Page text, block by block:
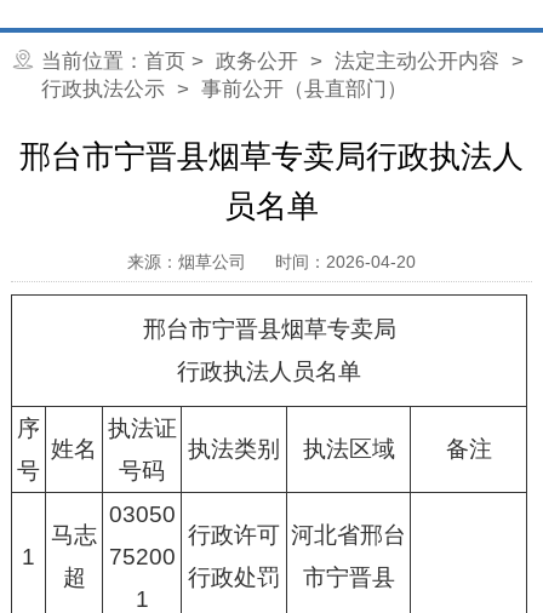
当前位置： 首页 > 政务公开> 法定主动公开内容 >
行政执法公示> 事前公开（县直部门）
邢台市宁晋县烟草专卖局行政执法人
员名单
来源：烟草公司 时间：2026-04-20
邢台市宁晋县烟草专卖局
行政执法人员名单
序
号
姓名
执法证
号码
执法类别 执法区域 备注
1
马志
超
03050
75200
1
行政许可
行政处罚
河北省邢台
市宁晋县